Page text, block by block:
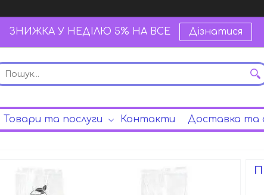
ЗНИЖКА У НЕДІЛЮ 5% НА ВСЕ Дізнатися
Товари та послуги Контакти Доставка та